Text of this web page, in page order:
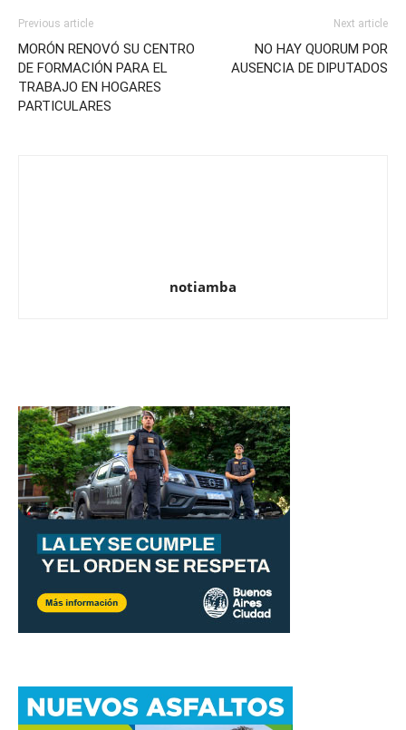
Previous article
MORÓN RENOVÓ SU CENTRO
DE FORMACIÓN PARA EL
TRABAJO EN HOGARES
PARTICULARES
Next article
NO HAY QUORUM POR
AUSENCIA DE DIPUTADOS
notiamba